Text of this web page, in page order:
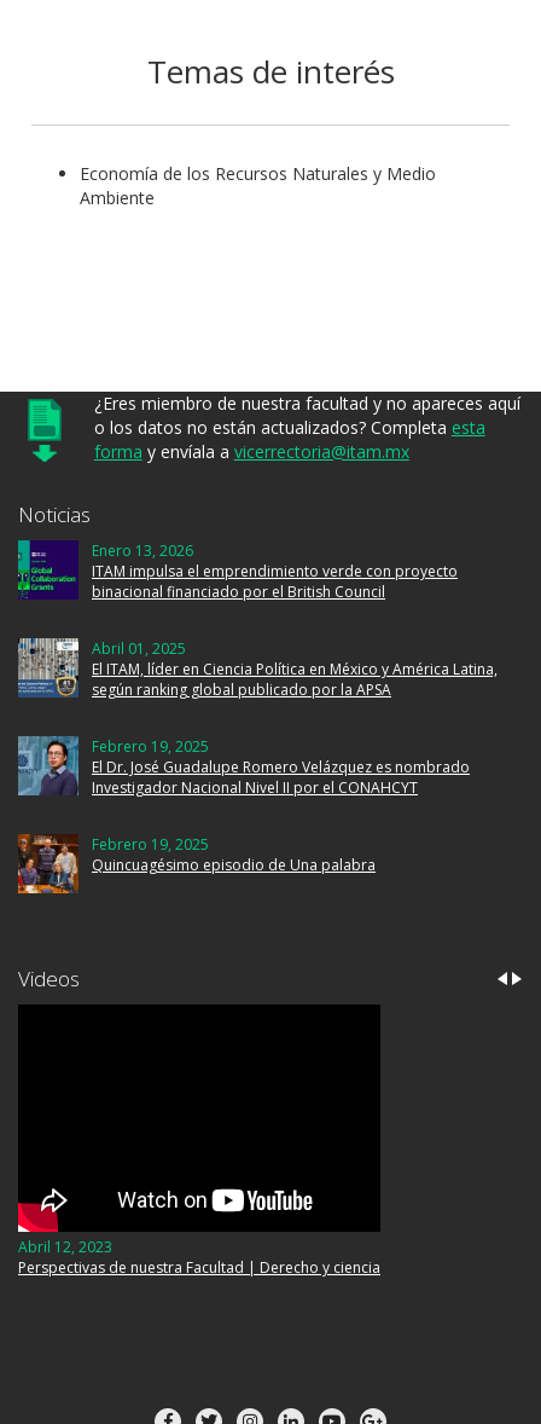
Temas de interés
Economía de los Recursos Naturales y Medio
Ambiente
¿Eres miembro de nuestra facultad y no apareces aquí
o los datos no están actualizados? Completa esta
forma y envíala a vicerrectoria@itam.mx
Noticias
Enero 13, 2026
ITAM impulsa el emprendimiento verde con proyecto
binacional financiado por el British Council
Abril 01, 2025
El ITAM, líder en Ciencia Política en México y América Latina,
según ranking global publicado por la APSA
Febrero 19, 2025
El Dr. José Guadalupe Romero Velázquez es nombrado
Investigador Nacional Nivel II por el CONAHCYT
Febrero 19, 2025
Quincuagésimo episodio de Una palabra
Videos
Abril 12, 2023
Perspectivas de nuestra Facultad | Derecho y ciencia